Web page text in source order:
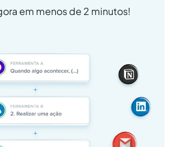
em menos de 2 minutos!